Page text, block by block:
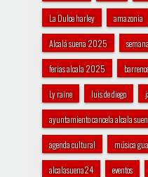
La Dulce harley amazonia
Alcalá suena 2025
ferias alcala 2025
Ly raine luis de diego
ayuntamiento cancela alcala
agenda cultural música
alcalasuena24 eventos